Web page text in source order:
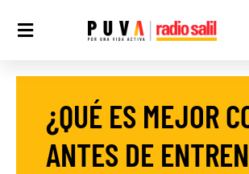
¿QUÉ ES MEJOR
ANTES DE